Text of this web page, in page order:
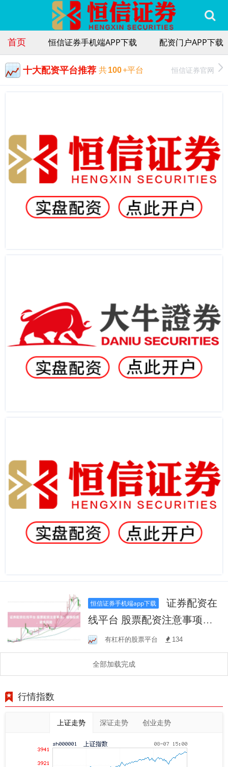
首页 恒信证券手机端APP下载 配资门户APP下载
十大配资平台推荐 共100+平台 恒信证券官网
恒信证券手机端app下载
证券配资在
线平台 股票配资注意事项：
谨慎投资，避免风险
有杠杆的股票平台 134
全部加载完成
行情指数
上证走势 深证走势 创业走势